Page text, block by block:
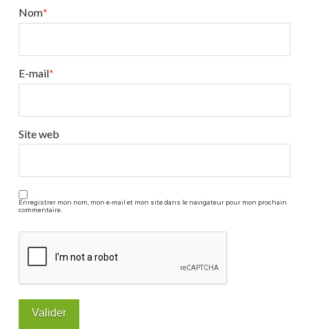
Nom*
E-mail*
Site web
Enregistrer mon nom, mon e-mail et mon site dans le navigateur pour mon prochain
commentaire.